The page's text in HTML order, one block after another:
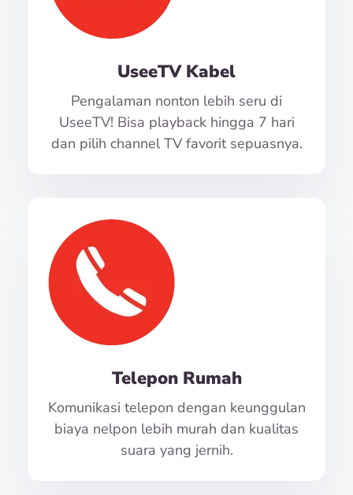
UseeTV Kabel
Pengalaman nonton lebih seru di
UseeTV! Bisa playback hingga 7 hari
dan pilih channel TV favorit sepuasnya.
Telepon Rumah
Komunikasi telepon dengan keunggulan
biaya nelpon lebih murah dan kualitas
suara yang jernih.